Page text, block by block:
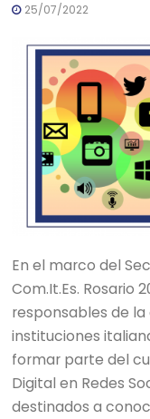
25/07/2022
En el marco del
Com.It.Es. Rosario
responsables de
instituciones
formar parte del
Digital en Redes
destinados a